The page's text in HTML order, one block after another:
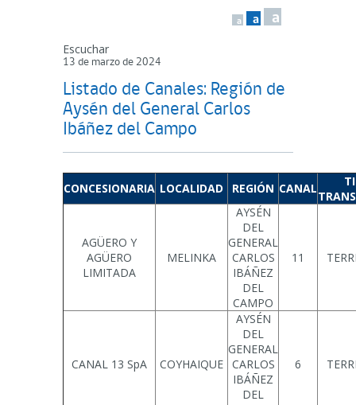
a a a
Escuchar
13 de marzo de 2024
Listado de Canales: Región de
Aysén del General Carlos
Ibáñez del Campo
CONCESIONARIA LOCALIDAD REGIÓN CANAL
AGÜERO Y
AGÜERO
LIMITADA
MELINKA
AYSÉN
DEL
GENERAL
CARLOS
IBÁÑEZ
DEL
CAMPO
11
CANAL 13 SpA COYHAIQUE
AYSÉN
DEL
GENERAL
CARLOS
IBÁÑEZ
DEL
6